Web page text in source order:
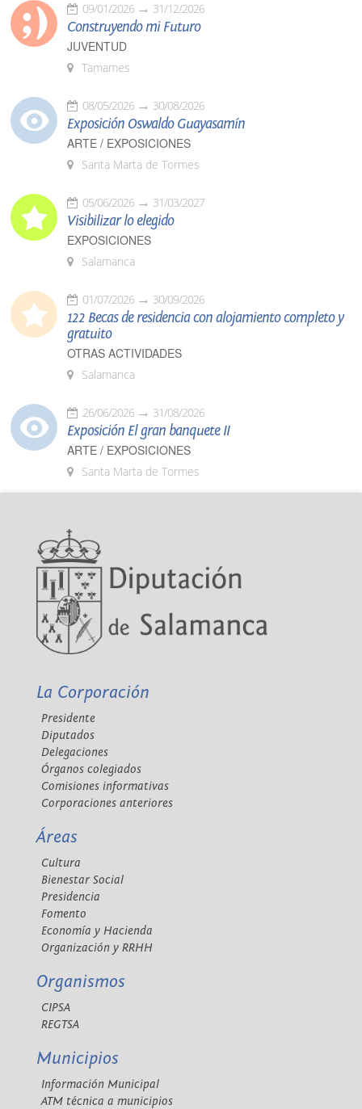
09/01/2026 31/12/2026
Construyendo mi Futuro
JUVENTUD
Tamames
08/05/2026 30/08/2026
Exposición Oswaldo Guayasamín
ARTE / EXPOSICIONES
Santa Marta de Tormes
05/06/2026 31/03/2027
Visibilizar lo elegido
EXPOSICIONES
Salamanca
01/07/2026 30/09/2026
122 Becas de residencia con alojamiento completo y
gratuito
OTRAS ACTIVIDADES
Salamanca
26/06/2026 31/08/2026
Exposición El gran banquete II
ARTE / EXPOSICIONES
Santa Marta de Tormes
La Corporación
Presidente
Diputados
Delegaciones
Órganos colegiados
Comisiones informativas
Corporaciones anteriores
Áreas
Cultura
Bienestar Social
Presidencia
Fomento
Economía y Hacienda
Organización y RRHH
Organismos
CIPSA
REGTSA
Municipios
Información Municipal
ATM técnica a municipios